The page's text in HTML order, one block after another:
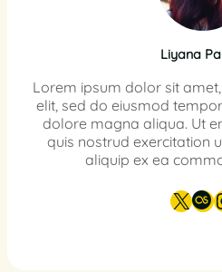
Liyana
Lorem ipsum dolor sit
elit, sed do eiusmod
dolore magna aliqua. Ut
quis nostrud exercitation
aliquip ex ea
X Last.fm